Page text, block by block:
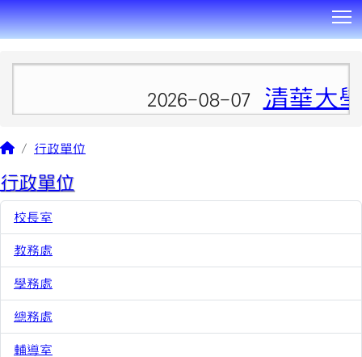
2026-08-07 清華大
行政單位
行政單位
校長室
教務處
學務處
總務處
輔導室